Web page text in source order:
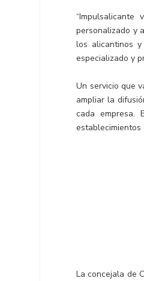
personalizado y
los alicantinos
especializado y
Un servicio que
ampliar la
cada empresa.
establecimientos
La concejala de